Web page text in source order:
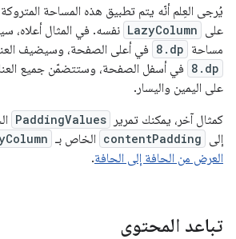
يُرجى العِلم أنّه يتم تطبيق هذه المساحة
على LazyColumn نفسه. في المثال أعلاه،
مساحة 8.dp في أعلى الصفحة، وسيضيف
8.dp في أسفل الصفحة، وستتضمّن جميع
على اليمين واليسار.
كمثال آخر، يمكنك تمرير
PaddingValues
إلى contentPadding الخاص بـ
العرض من الحافة إلى الحافة.
تباعد المحتوى